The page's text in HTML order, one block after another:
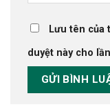
Lưu tên của
duyệt này cho